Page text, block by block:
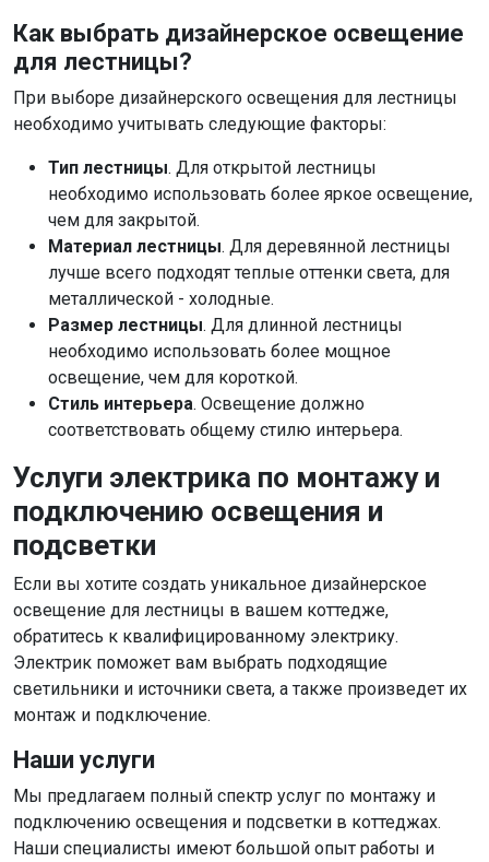
Как выбрать дизайнерское освещение
для лестницы?
При выборе дизайнерского освещения для лестницы
необходимо учитывать следующие факторы:
Тип лестницы. Для открытой лестницы
необходимо использовать более яркое освещение,
чем для закрытой.
Материал лестницы. Для деревянной лестницы
лучше всего подходят теплые оттенки света, для
металлической - холодные.
Размер лестницы. Для длинной лестницы
необходимо использовать более мощное
освещение, чем для короткой.
Стиль интерьера. Освещение должно
соответствовать общему стилю интерьера.
Услуги электрика по монтажу и
подключению освещения и
подсветки
Если вы хотите создать уникальное дизайнерское
освещение для лестницы в вашем коттедже,
обратитесь к квалифицированному электрику.
Электрик поможет вам выбрать подходящие
светильники и источники света, а также произведет их
монтаж и подключение.
Наши услуги
Мы предлагаем полный спектр услуг по монтажу и
подключению освещения и подсветки в коттеджах.
Наши специалисты имеют большой опыт работы и